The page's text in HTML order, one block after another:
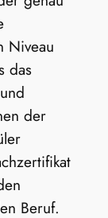
Niveau
das
der
Beruf.